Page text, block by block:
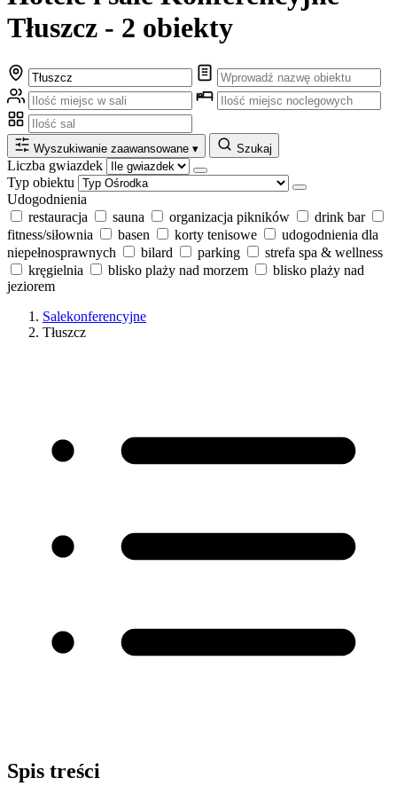
Tłuszcz - 2 obiekty
Wyszukiwanie zaawansowane ▾ Szukaj
Liczba gwiazdek
Typ obiektu
Udogodnienia
restauracja
sauna organizacja pikników
drink bar
fitness/siłownia
basen korty tenisowe
udogodnienia dla
niepełnosprawnych
bilard parking
strefa spa & wellness
kręgielnia
blisko plaży nad morzem
blisko plaży nad
jeziorem
Salekonferencyjne
Tłuszcz
Spis treści